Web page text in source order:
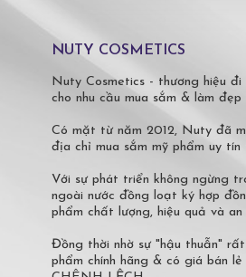
NUTY COSMETICS
Nuty Cosmetics - thương hiệu đi
cho nhu cầu mua sắm & làm
Có mặt từ năm 2012, Nuty đã
địa chỉ mua sắm mỹ phẩm uy tín
Với sự phát triển không ngừng
ngoài nước đồng loạt ký hợp
phẩm chất lượng, hiệu quả và
Đồng thời nhờ sự "hậu thuẫn"
phẩm chính hãng & có giá bán